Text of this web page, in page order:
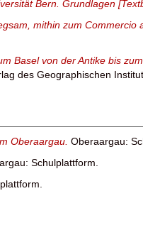
Bern. Grundlagen
mithin zum
Basel von der Antike bis
des Geographischen
Oberaargau. Oberaargau:
Schulplattform.